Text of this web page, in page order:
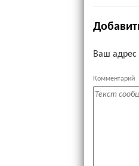
Ваш адрес
Комментарий